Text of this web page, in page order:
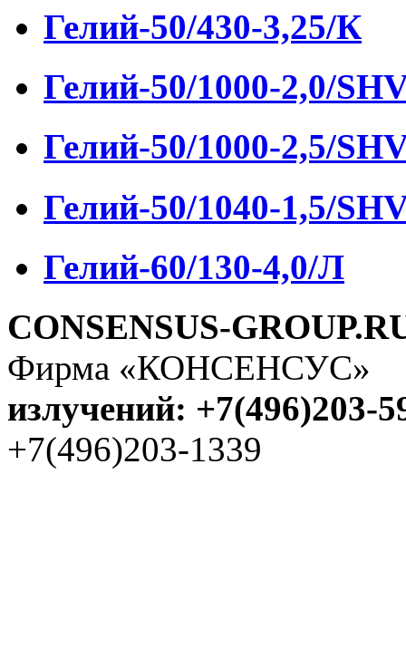
Гелий-50/430-3,25/К
Гелий-50/1000-2,0/
Гелий-50/1000-2,5/
Гелий-50/1040-1,5/
Гелий-60/130-4,0/Л
CONSENSUS-
Фирма
излучений: +7(496)203-
+7(496)203-1339